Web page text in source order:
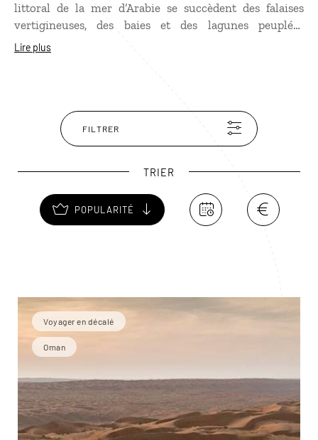
littoral de la mer d’Arabie se succèdent des falaises
vertigineuses, des baies et des lagunes peuplées
d’oiseaux (flamants roses, hérons, ibis, cormorans…), ou
et les tortues.
Lire plus
FILTRER
TRIER
POPULARITÉ
Voyager en décalé
Oman